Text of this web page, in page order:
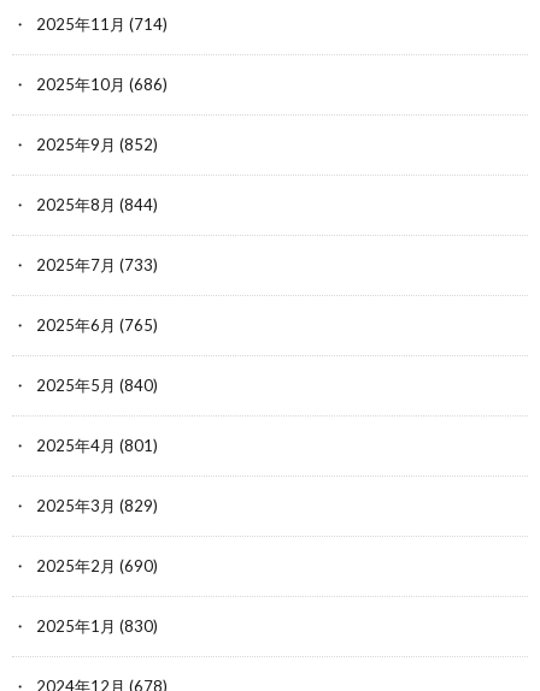
2025年11月 (714)
2025年10月 (686)
2025年9月 (852)
2025年8月 (844)
2025年7月 (733)
2025年6月 (765)
2025年5月 (840)
2025年4月 (801)
2025年3月 (829)
2025年2月 (690)
2025年1月 (830)
2024年12月 (678)